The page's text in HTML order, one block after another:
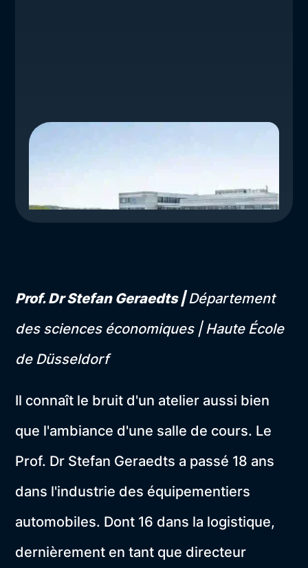
Prof. Dr Stefan Geraedts |Département
des sciences économiques | Haute École
de Düsseldorf
Il connaît le bruit d'un atelier aussi bien
que l'ambiance d'une salle de cours. Le
Prof. Dr Stefan Geraedts a passé 18 ans
dans l'industrie des équipementiers
automobiles. Dont 16 dans la logistique,
dernièrement en tant que directeur